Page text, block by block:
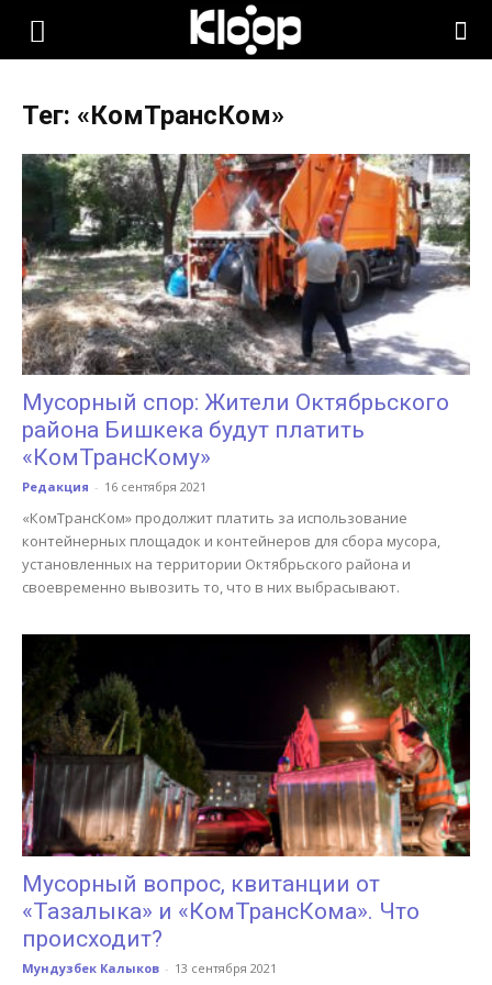
KLOOP.KG
Новости
Кыргызстана
Тег: «КомТрансКом»
Мусорный спор: Жители Октябрьского
района Бишкека будут платить
«КомТрансКому»
Редакция - 16 сентября 2021
«КомТрансКом» продолжит платить за использование
контейнерных площадок и контейнеров для сбора мусора,
установленных на территории Октябрьского района и
своевременно вывозить то, что в них выбрасывают.
Мусорный вопрос, квитанции от
«Тазалыка» и «КомТрансКома». Что
происходит?
Мундузбек Калыков - 13 сентября 2021